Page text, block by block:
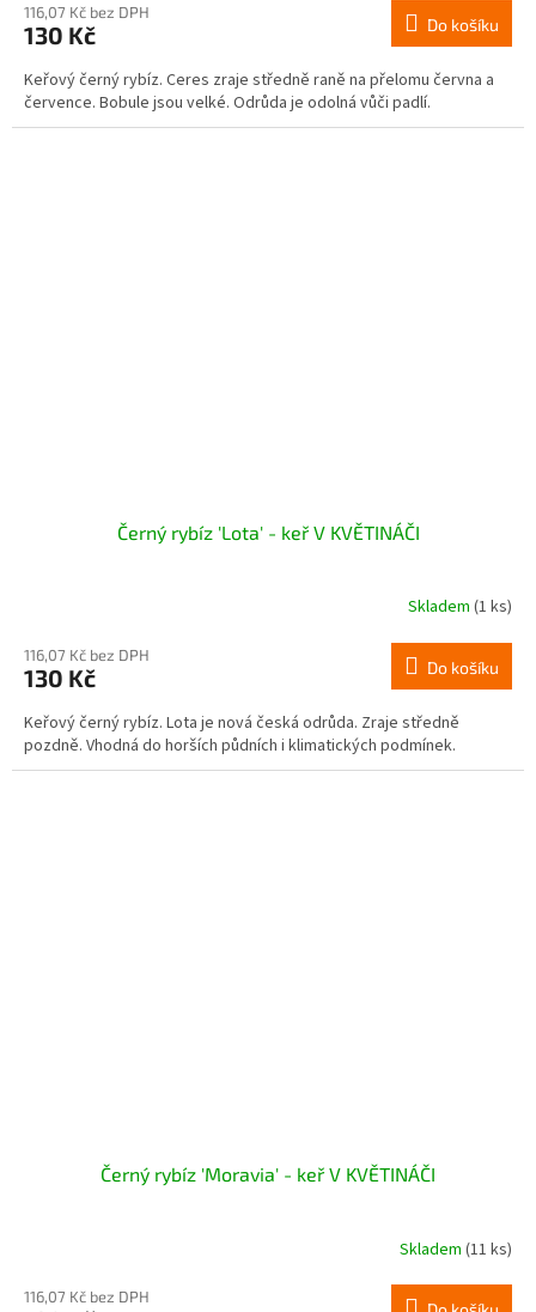
116,07 Kč bez DPH
130 Kč Do košíku
Keřový černý rybíz. Ceres zraje středně raně na přelomu června a
července. Bobule jsou velké. Odrůda je odolná vůči padlí.
Černý rybíz 'Lota' - keř V KVĚTINÁČI
Skladem (1 ks)
116,07 Kč bez DPH
130 Kč Do košíku
Keřový černý rybíz. Lota je nová česká odrůda. Zraje středně
pozdně. Vhodná do horších půdních i klimatických podmínek.
Černý rybíz 'Moravia' - keř V KVĚTINÁČI
Skladem (11 ks)
116,07 Kč bez DPH